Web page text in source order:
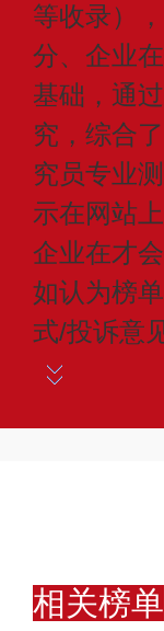
等收录）
分、企业
基础，通
究，综合
究员专业
示在网站
企业在才
如认为榜
式/投诉意
相关榜单